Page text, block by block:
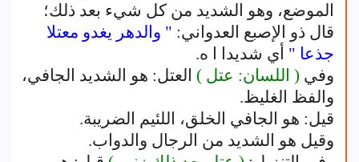
الموضع، وهو الشديد من كل شيء بعد ذلك؛
قال ذو الإصبع العدواني: " والدهر يغدو معتلا
جذعا " أي شديدا ا ه.
وفي ( اللسان: عتل ) العتل: هو الشديد الجافي،
والفظ الغليظ.
قيل: هو الجافي الخلق، اللئيم الضريبة.
وقيل هو الشديد من الرجال والدواب.